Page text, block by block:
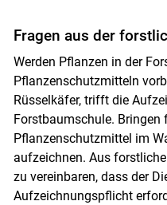
Fragen aus der
Werden Pflanzen in der
Pflanzenschutzmitteln
Rüsselkäfer, trifft die
Forstbaumschule.
Pflanzenschutzmittel im
aufzeichnen. Aus
zu vereinbaren, dass der
Aufzeichnungspflicht